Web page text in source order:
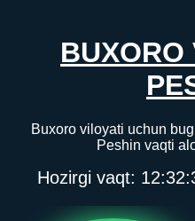
BUXORO
Buxoro viloyati uchun
Peshin vaqti
Hozirgi vaqt: